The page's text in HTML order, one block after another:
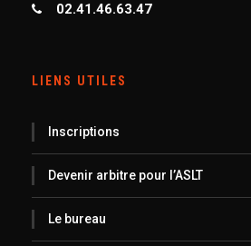
02.41.46.63.47
LIENS UTILES
Inscriptions
Devenir arbitre pour l’ASLT
Le bureau